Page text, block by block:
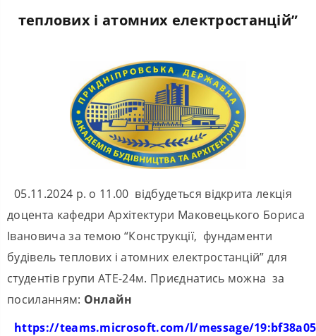
теплових і атомних електростанцій”
05.11.2024 р. о 11.00 відбудеться відкрита лекція
доцента кафедри Архітектури Маковецького Бориса
Івановича за темою “Конструкції, фундаменти
будівель теплових і атомних електростанцій” для
студентів групи АТЕ-24м. Приєднатись можна за
посиланням: Онлайн
https://teams.microsoft.com/l/message/